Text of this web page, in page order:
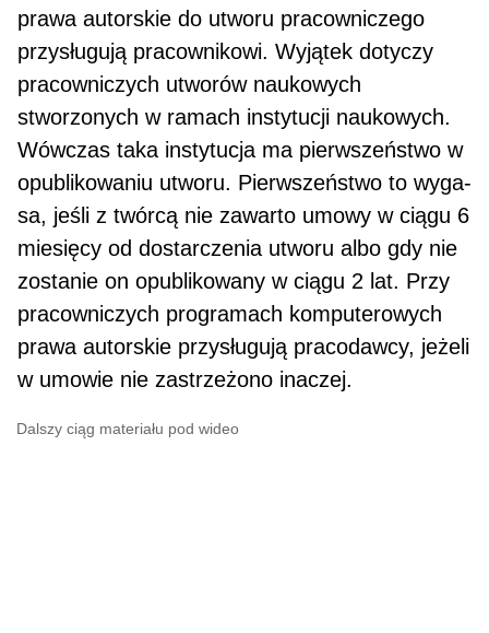
prawa autorskie do utworu pracownicze­go
przysługują pracownikowi. Wyjątek dotyczy
pracowniczych utworów nauko­wych
stworzonych w ramach instytucji nauko­wych.
Wówczas taka instytucja ma pierwszeństwo w
opublikowaniu utworu. Pierwszeństwo to wyga­
sa, jeśli z twórcą nie zawarto umowy w ciągu 6
mie­sięcy od dostarczenia utworu albo gdy nie
zostanie on opublikowany w ciągu 2 lat. Przy
pracowniczych programach komputerowych
prawa autorskie przy­sługują pracodawcy, jeżeli
w umowie nie zastrze­żono inaczej.
Dalszy ciąg materiału pod wideo